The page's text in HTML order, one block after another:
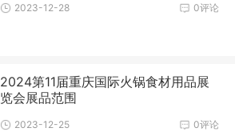
0评论
2023-12-28
2024第11届重庆国际火锅食材用品展
览会展品范围
0评论
2023-12-25